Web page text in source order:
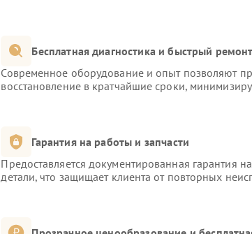
Бесплатная диагностика и быстрый ремонт
Современное оборудование и опыт позволяют
восстановление в кратчайшие сроки,
Гарантия на работы и запчасти
Предоставляется документированная гарантия
детали, что защищает клиента от повторных